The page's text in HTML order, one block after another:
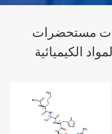
مستحضرات
الكيميائية